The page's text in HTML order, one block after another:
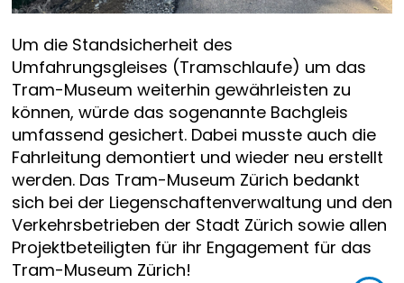
Um die Standsicherheit des
Umfahrungsgleises (Tramschlaufe) um das
Tram-Museum weiterhin gewährleisten zu
können, würde das sogenannte Bachgleis
umfassend gesichert. Dabei musste auch die
Fahrleitung demontiert und wieder neu erstellt
werden. Das Tram-Museum Zürich bedankt
sich bei der Liegenschaftenverwaltung und den
Verkehrsbetrieben der Stadt Zürich sowie allen
Projektbeteiligten für ihr Engagement für das
Tram-Museum Zürich!